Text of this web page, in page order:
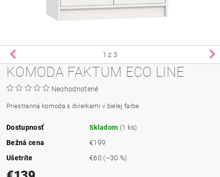
1 z 3
KOMODA FAKTUM ECO LINE
Neohodnotené
Priestranná komoda s dvierkami v bielej farbe.
Dostupnosť Skladom (1 ks)
Bežná cena
€199
Ušetríte
€60 (–30 %)